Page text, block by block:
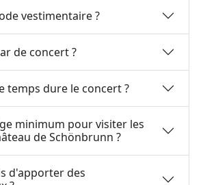
vestimentaire ?
de concert ?
temps dure le concert ?
minimum pour visiter les
de Schönbrunn ?
d'apporter des